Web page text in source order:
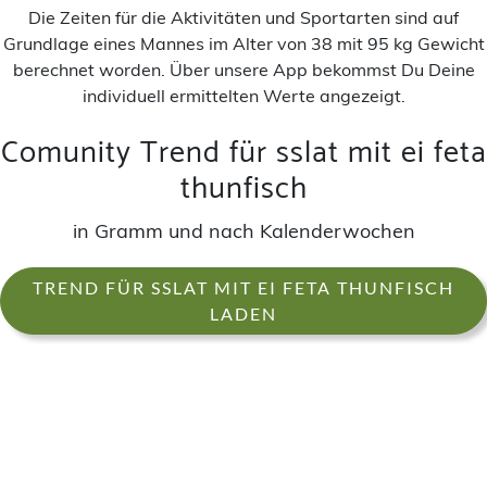
Die Zeiten für die Aktivitäten und Sportarten sind auf
Grundlage eines Mannes im Alter von 38 mit 95 kg Gewicht
berechnet worden. Über unsere App bekommst Du Deine
individuell ermittelten Werte angezeigt.
Comunity Trend für sslat mit ei feta
thunfisch
in Gramm und nach Kalenderwochen
TREND FÜR SSLAT MIT EI FETA THUNFISCH
LADEN